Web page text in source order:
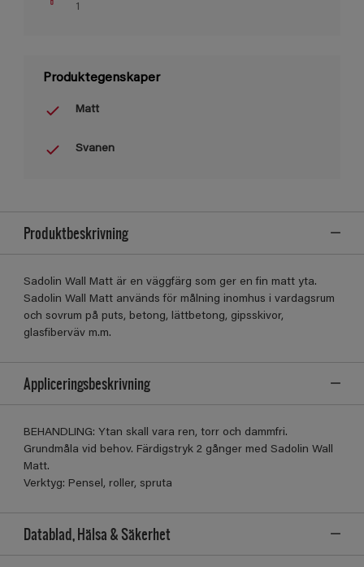
1
Produktegenskaper
Matt
Svanen
Produktbeskrivning
Sadolin Wall Matt är en väggfärg som ger en fin matt yta.
Sadolin Wall Matt används för målning inomhus i vardagsrum
och sovrum på puts, betong, lättbetong, gipsskivor,
glasfiberväv m.m.
Appliceringsbeskrivning
BEHANDLING: Ytan skall vara ren, torr och dammfri.
Grundmåla vid behov. Färdigstryk 2 gånger med Sadolin Wall
Matt.
Verktyg: Pensel, roller, spruta
Datablad, Hälsa & Säkerhet